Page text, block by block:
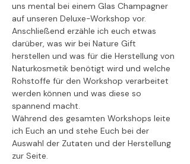
uns mental bei einem Glas Champagner
auf unseren Deluxe-Workshop vor.
Anschließend erzähle ich euch etwas
darüber, was wir bei Nature Gift
herstellen und was für die Herstellung von
Naturkosmetik benötigt wird und welche
Rohstoffe für den Workshop verarbeitet
werden können und was diese so
spannend macht.
Während des gesamten Workshops leite
ich Euch an und stehe Euch bei der
Auswahl der Zutaten und der Herstellung
zur Seite.